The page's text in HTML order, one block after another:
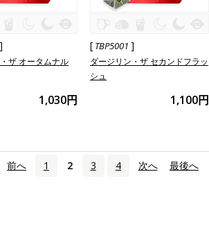
]
ザ オータムナル
1,030円
[ TBP5001 ]
ダージリン・ザ セカンドフラッ
シュ
1,100円
前へ 1 2 3 4 次へ 最後へ